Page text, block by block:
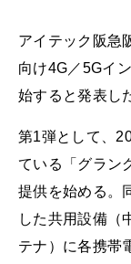
アイテック阪急
向け4G／5Gイ
始すると発表し
第1弾として、
ている「グラン
提供を始める。
した共用設備（
テナ）に各携帯